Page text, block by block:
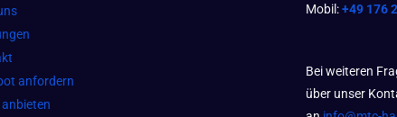
anfordern
Mobil:+49 176
Bei weiteren
über unser